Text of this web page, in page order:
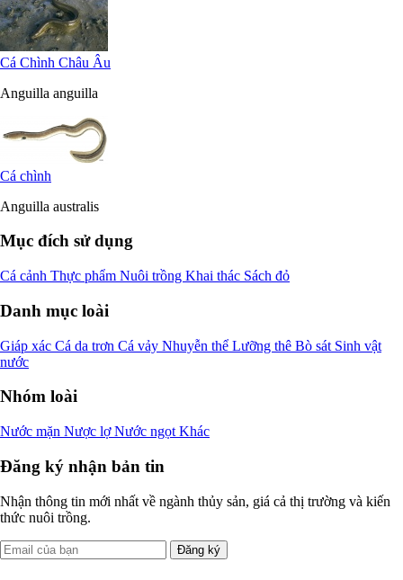
Cá Chình Châu Âu
Anguilla anguilla
Cá chình
Anguilla australis
Mục đích sử dụng
Cá cảnh Thực phẩm Nuôi trồng Khai thác Sách đỏ
Danh mục loài
Giáp xác Cá da trơn Cá vảy Nhuyễn thể Lưỡng thê Bò sát Sinh vật
nước
Nhóm loài
Nước mặn Nược lợNước ngọt Khác
Đăng ký nhận bản tin
Nhận thông tin mới nhất về ngành thủy sản, giá cả thị trường và kiến
thức nuôi trồng.
Đăng ký